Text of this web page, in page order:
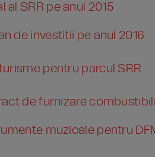
al SRR pe anul 2015
de investitii pe anul 2016
pentru parcul SRR
de furnizare
muzicale pentru